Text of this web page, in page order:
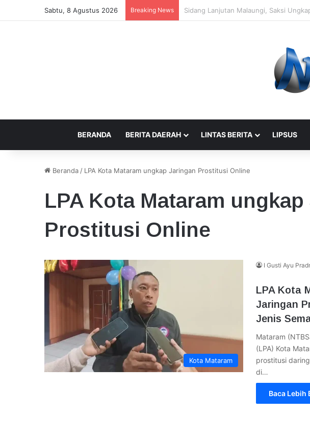
Sabtu, 8 Agustus 2026 Breaking News Beda Tempat Penahanan Didik dan
BERANDA BERITA DAERAH LINTAS BERITA LIPSUS
Beranda / LPA Kota Mataram ungkap Jaringan Prostitusi Online
LPA Kota Mataram
Prostitusi Online
Kota Mataram
I Gusti Ayu
LPA Kota
Jaringan
Jenis
Mataram
(LPA) Kota
prostitusi
di…
Baca Lebih